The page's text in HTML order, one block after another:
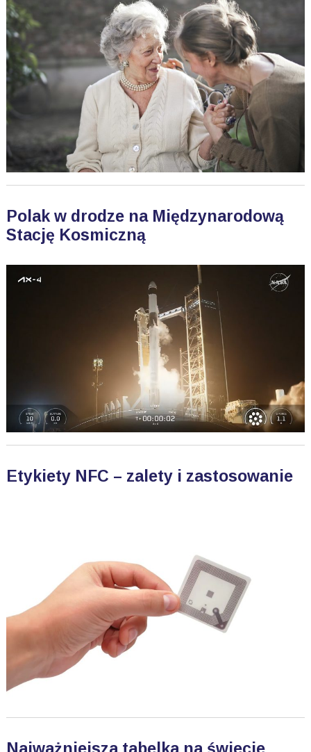
Polak w drodze na Międzynarodową
Stację Kosmiczną
Etykiety NFC – zalety i zastosowanie